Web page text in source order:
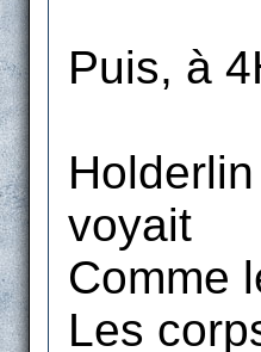
Puis, à
voyait
Comme
Les